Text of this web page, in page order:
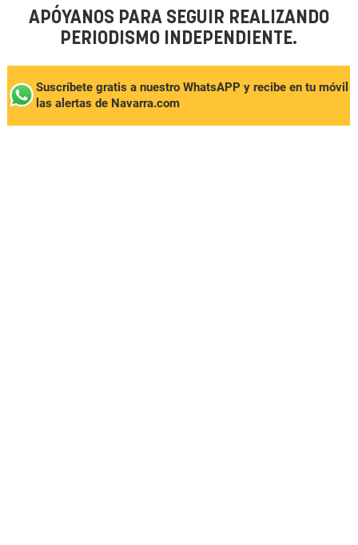
APÓYANOS PARA SEGUIR REALIZANDO
PERIODISMO INDEPENDIENTE.
Suscríbete gratis a nuestro WhatsAPP y recibe en tu móvil
las alertas de Navarra.com